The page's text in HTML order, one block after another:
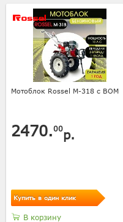
Мотоблок Rossel M-318 с ВОМ
2470.00р.
Купить в один клик
В корзину